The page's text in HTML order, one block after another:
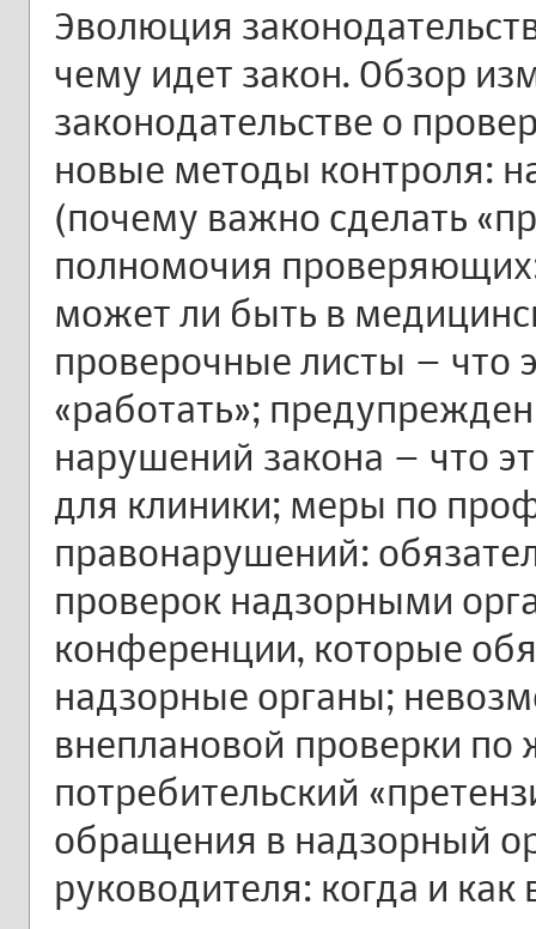
Эволюция
чему идет закон. Обзор
законодательстве о
новые методы контроля:
(почему важно сделать
полномочия
может ли быть в
проверочные листы – что
«работать»;
нарушений закона – что
для клиники; меры по
правонарушений:
проверок надзорными
конференции, которые
надзорные органы;
внеплановой проверки
потребительский
обращения в надзорный
руководителя: когда и